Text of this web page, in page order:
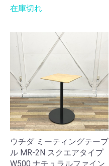
在庫切れ
ウチダ ミーティングテーブ
ル MR-2N スクエアタイプ
W500 ナチュラルファイン